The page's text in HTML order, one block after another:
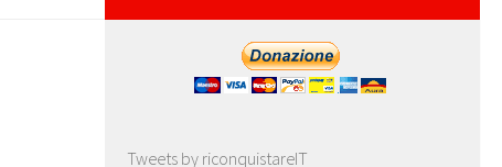
Tweets by riconquistareIT